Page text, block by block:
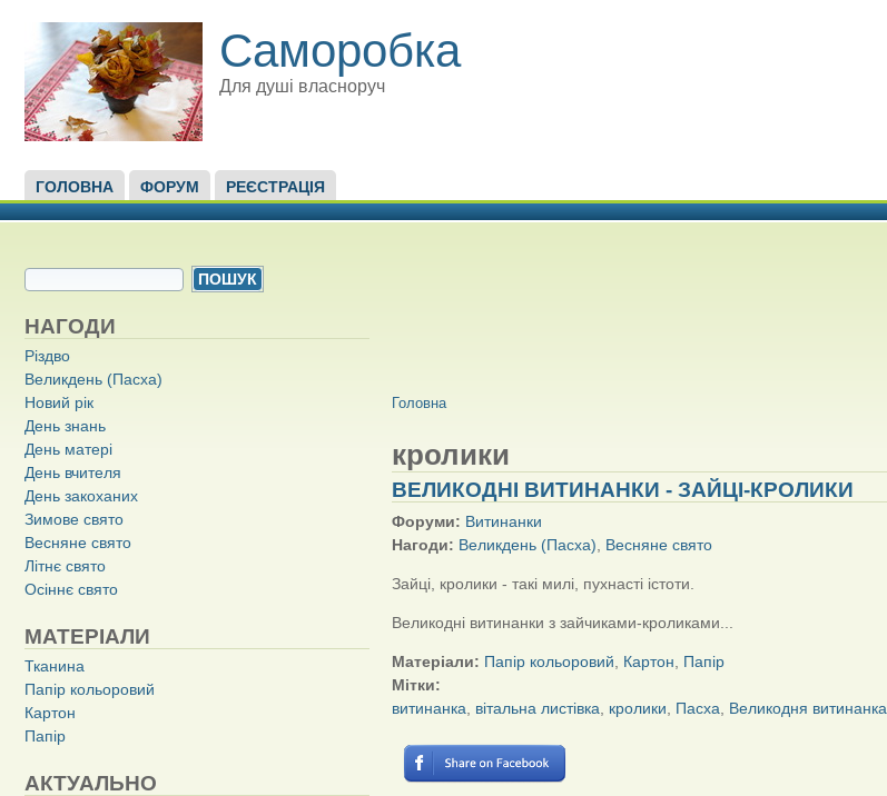
Саморобка
Для душі власноруч
ГОЛОВНЕ МЕНЮ
ГОЛОВНА ФОРУМ РЕЄСТРАЦІЯ
ПОШУКОВА ФОРМА
НАГОДИ
Різдво
Великдень (Пасха)
Новий рік
День знань
День матері
День вчителя
День закоханих
Зимове свято
Весняне свято
Літнє свято
Осіннє свято
МАТЕРІАЛИ
Тканина
Папір кольоровий
Картон
Папір
АКТУАЛЬНО
ВИ Є ТУТ
Головна
кролики
ВЕЛИКОДНІ ВИТИНАНКИ - ЗАЙЦІ-КРОЛИКИ
Форуми: Витинанки
Нагоди: Великдень (Пасха) Весняне свято
Зайці, кролики - такі милі, пухнасті істоти.
Великодні витинанки з зайчиками-кроликами...
Матеріали: Папір кольоровий Картон
Папір
Мітки:
витинанка
вітальна листівка кролики Пасха Великодня витинанка